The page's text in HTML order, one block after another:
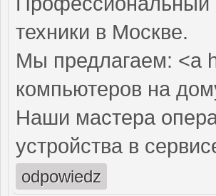
техники в Москве.
Мы предлагаем: <a
компьютеров на
Наши мастера
устройства в
odpowiedz